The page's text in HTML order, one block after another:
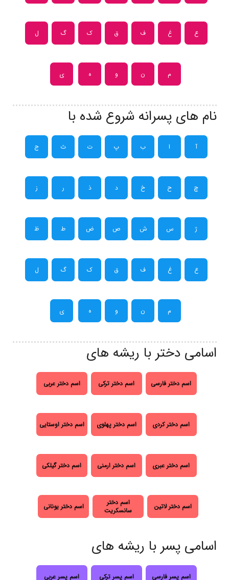
ع غ ف ق ک گ ل
م ن و ه ی
نام های پسرانه شروع شده با
آ ا ب پ ت ث ج
چ ح خ د ذ ر ز
ژ س ش ص ض ط ظ
ع غ ف ق ک گ ل
م ن و ه ی
اسامی دختر با ریشه های
اسم دختر فارسی اسم دختر ترکی اسم دختر عربی
اسم دختر کردی اسم دختر پهلوی اسم دختر اوستایی
اسم دختر عبری اسم دختر ارمنی اسم دختر گیلکی
اسم دختر لاتین
اسم دختر
سانسکریت
اسم دختر یونانی
اسامی پسر با ریشه های
اسم پسر فارسی اسم پسر ترکی اسم پسر عربی